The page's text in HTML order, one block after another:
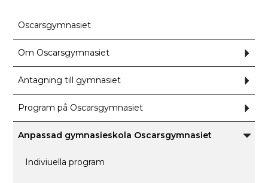
Oscarsgymnasiet
Om Oscarsgymnasiet
Om
Antagning till gymnasiet
Program på Oscarsgymnasiet
på
Anpassad gymnasieskola Oscarsgymnasiet
Indiviuella program